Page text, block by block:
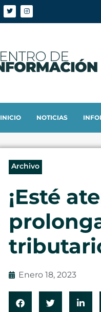
INICIO NOTICIAS
Archivo
¡Esté
Enero 18, 2023